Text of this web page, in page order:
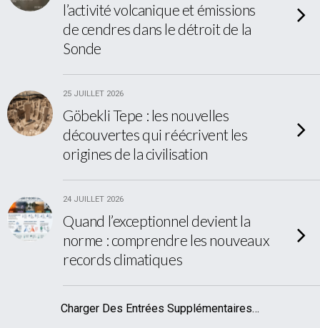
l’activité volcanique et émissions
de cendres dans le détroit de la
Sonde
25 JUILLET 2026
Göbekli Tepe : les nouvelles
découvertes qui réécrivent les
origines de la civilisation
24 JUILLET 2026
Quand l’exceptionnel devient la
norme : comprendre les nouveaux
records climatiques
Charger Des Entrées Supplémentaires…